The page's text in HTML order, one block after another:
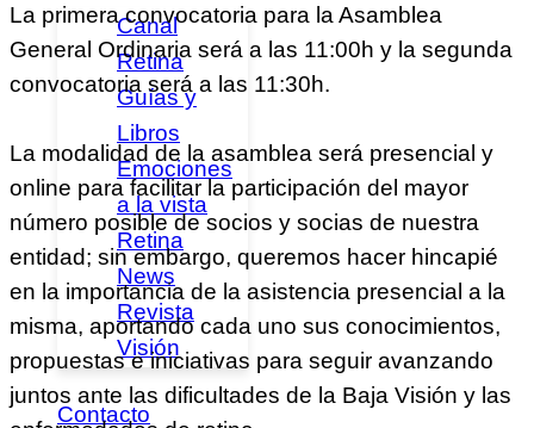
Canal
Retina
Guías y
Libros
Emociones
a la vista
Retina
News
Revista
Visión
Contacto
La primera convocatoria para la Asamblea
General Ordinaria será a las 11:00h y la segunda
convocatoria será a las 11:30h.
La modalidad de la asamblea será presencial y
online para facilitar la participación del mayor
número posible de socios y socias de nuestra
entidad; sin embargo, queremos hacer hincapié
en la importancia de la asistencia presencial a la
misma, aportando cada uno sus conocimientos,
propuestas e iniciativas para seguir avanzando
juntos ante las dificultades de la Baja Visión y las